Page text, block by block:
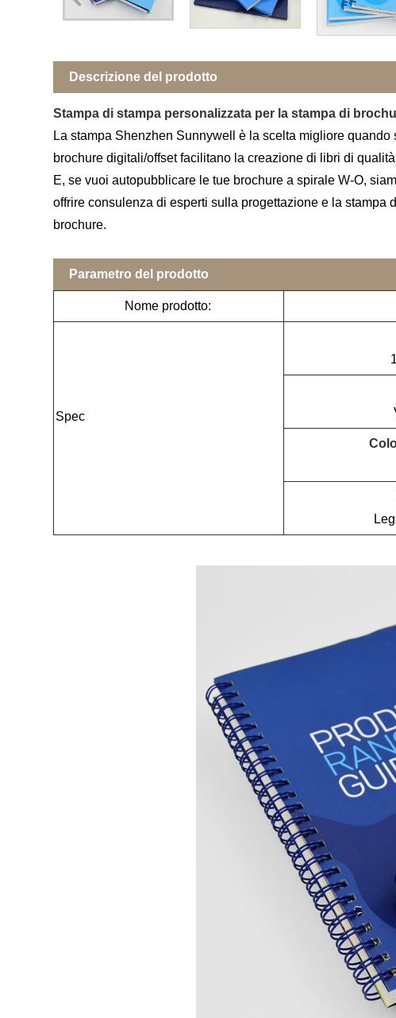
Descrizione del prodotto
Stampa di stampa personalizzata per la stampa di
La stampa Shenzhen Sunnywell è la scelta migliore
brochure digitali/offset facilitano la creazione di libri di
E, se vuoi autopubblicare le tue brochure a spirale W-O,
offrire consulenza di esperti sulla progettazione e la
brochure.
Parametro del prodotto
Nome prodotto:
Spec